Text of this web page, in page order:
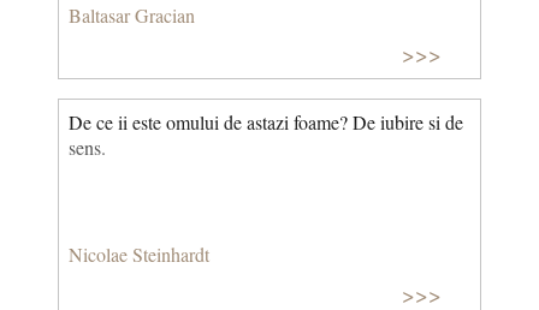
Baltasar Gracian
>>>
De ce ii este omului de astazi foame? De iubire si de
sens.
Nicolae Steinhardt
>>>